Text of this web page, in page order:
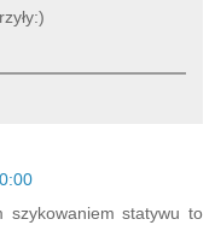
szykowaniem statywu to